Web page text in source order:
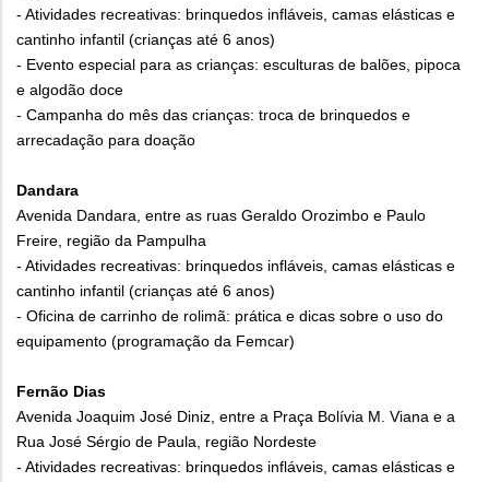
- Atividades recreativas: brinquedos infláveis, camas elásticas e
cantinho infantil (crianças até 6 anos)
- Evento especial para as crianças: esculturas de balões, pipoca
e algodão doce
- Campanha do mês das crianças: troca de brinquedos e
arrecadação para doação
Dandara
Avenida Dandara, entre as ruas Geraldo Orozimbo e Paulo
Freire, região da Pampulha
- Atividades recreativas: brinquedos infláveis, camas elásticas e
cantinho infantil (crianças até 6 anos)
- Oficina de carrinho de rolimã: prática e dicas sobre o uso do
equipamento (programação da Femcar)
Fernão Dias
Avenida Joaquim José Diniz, entre a Praça Bolívia M. Viana e a
Rua José Sérgio de Paula, região Nordeste
- Atividades recreativas: brinquedos infláveis, camas elásticas e